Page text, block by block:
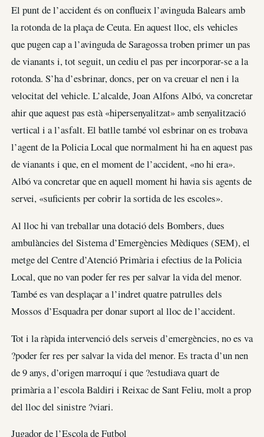
El punt de l’accident és on conflueix l’avinguda Balears amb
la rotonda de la plaça de Ceuta. En aquest lloc, els vehicles
que pugen cap a l’avinguda de Saragossa troben primer un pas
de vianants i, tot seguit, un cediu el pas per incorporar-se a la
rotonda. S’ha d’esbrinar, doncs, per on va creuar el nen i la
velocitat del vehicle. L’alcalde, Joan Alfons Albó, va concretar
ahir que aquest pas està «hipersenyalitzat» amb senyalització
vertical i a l’asfalt. El batlle també vol esbrinar on es trobava
l’agent de la Policia Local que normalment hi ha en aquest pas
de vianants i que, en el moment de l’accident, «no hi era».
Albó va concretar que en aquell moment hi havia sis agents de
servei, «suficients per cobrir la sortida de les escoles».
Al lloc hi van treballar una dotació dels Bombers, dues
ambulàncies del Sistema d’Emergències Mèdiques (SEM), el
metge del Centre d’Atenció Primària i efectius de la Policia
Local, que no van poder fer res per salvar la vida del menor.
També es van desplaçar a l’indret quatre patrulles dels
Mossos d’Esquadra per donar suport al lloc de l’accident.
Tot i la ràpida intervenció dels serveis d’emergències, no es va
?poder fer res per salvar la vida del menor. Es tracta d’un nen
de 9 anys, d’origen marroquí i que ?estudiava quart de
primària a l’escola Baldiri i Reixac de Sant Feliu, molt a prop
del lloc del sinistre ?viari.
Jugador de l’Escola de Futbol